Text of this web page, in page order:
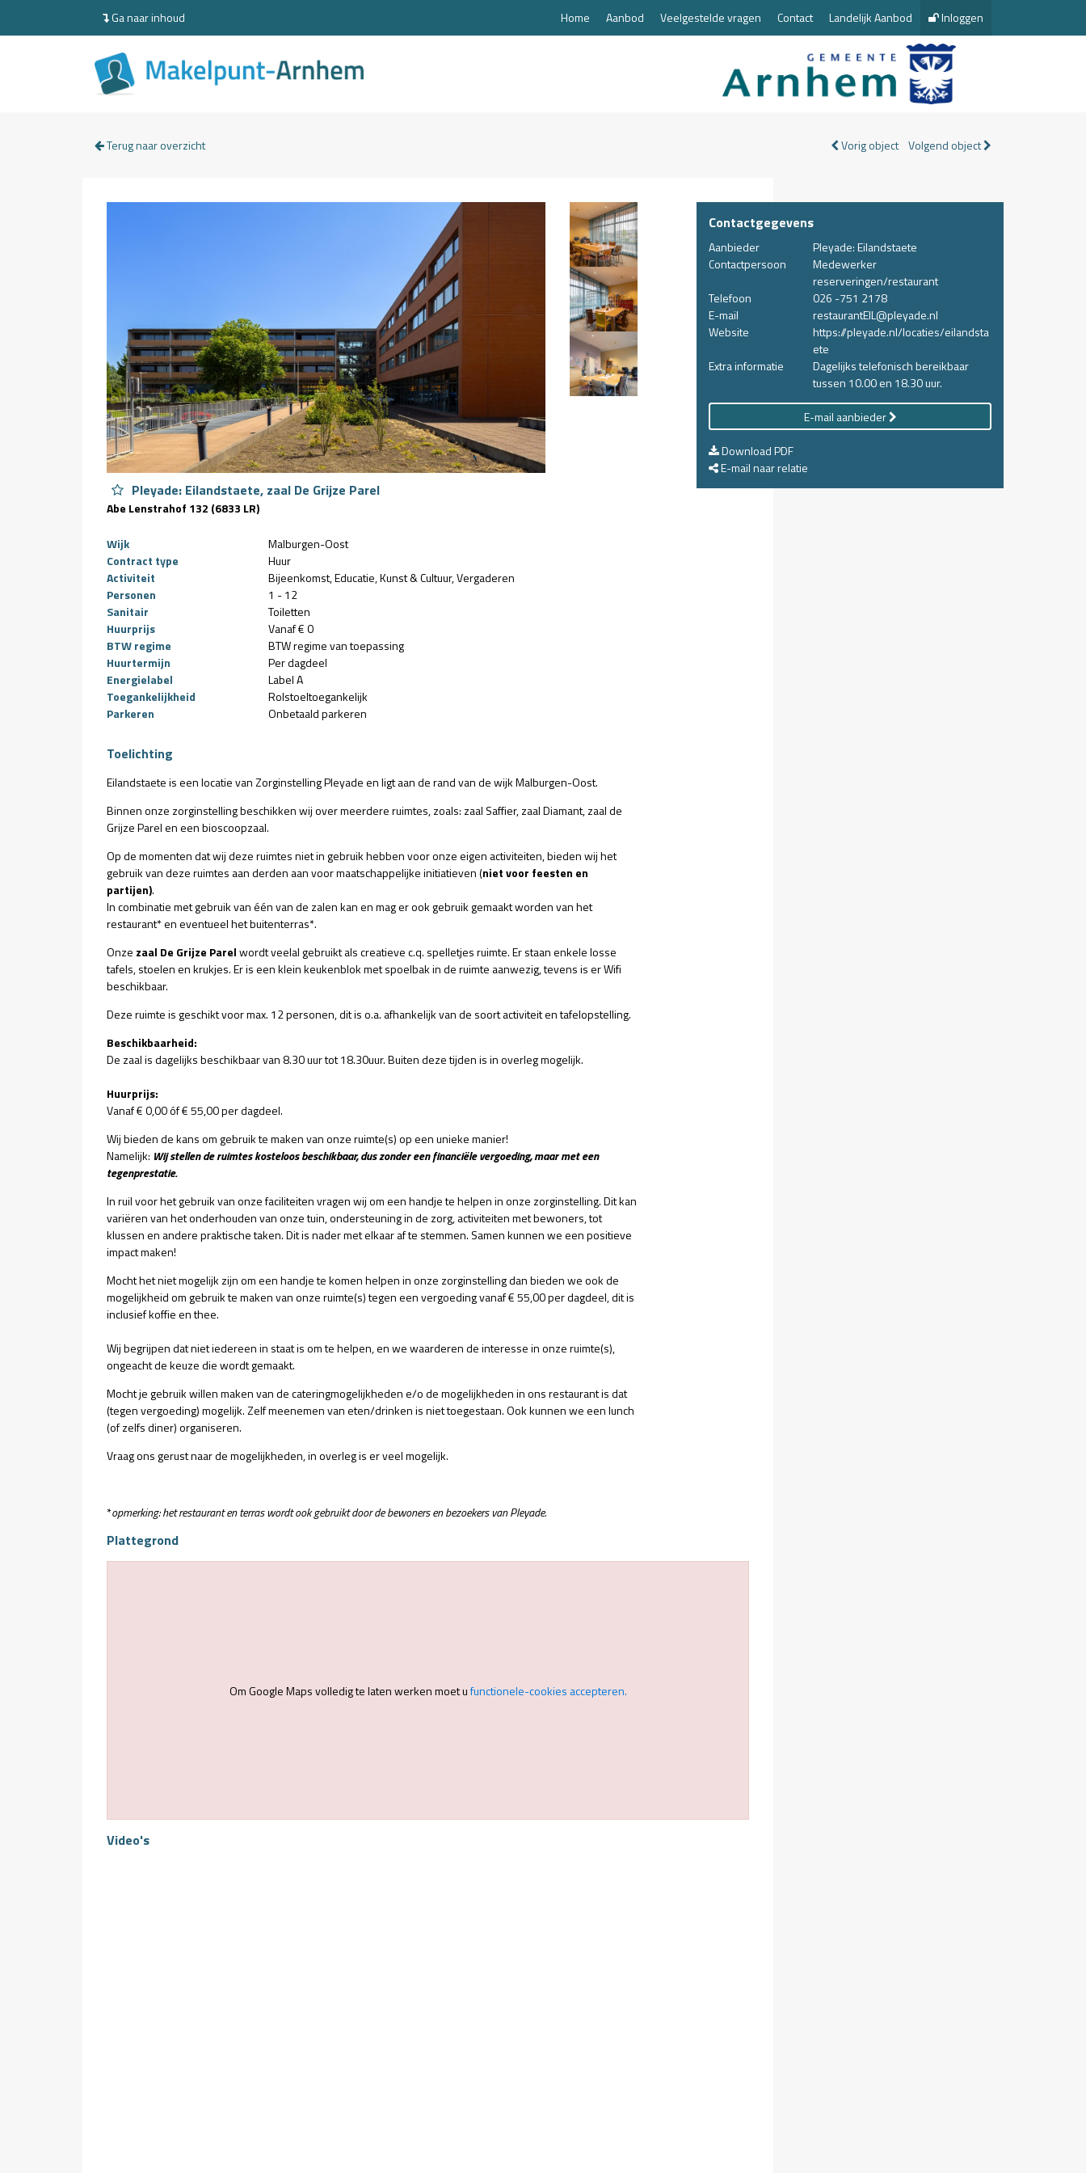
Ga naar inhoud Home Aanbod Veelgestelde vragen Contact Landelijk Aanbod Inloggen
Terug naar overzicht Vorig object Volgend object
Pleyade: Eilandstaete, zaal De Grijze Parel
Abe Lenstrahof 132 (6833 LR)
Wijk
Malburgen-Oost
Contract type
Huur
Activiteit
Bijeenkomst Educatie Kunst & Cultuur Vergaderen
Personen
1 - 12
Sanitair
Toiletten
Huurprijs
Vanaf € 0
BTW regime
BTW regime van toepassing
Huurtermijn
Per dagdeel
Energielabel
Label A
Toegankelijkheid
Rolstoeltoegankelijk
Parkeren
Onbetaald parkeren
Toelichting
Eilandstaete is een locatie van Zorginstelling Pleyade en ligt aan de rand van de wijk Malburgen-Oost.
Binnen onze zorginstelling beschikken wij over meerdere ruimtes, zoals: zaal Saffier, zaal Diamant, zaal de
Grijze Parel en een bioscoopzaal.
Op de momenten dat wij deze ruimtes niet in gebruik hebben voor onze eigen activiteiten, bieden wij het
gebruik van deze ruimtes aan derden aan voor maatschappelijke initiatieven (niet voor feesten en
partijen).
In combinatie met gebruik van één van de zalen kan en mag er ook gebruik gemaakt worden van het
restaurant* en eventueel het buitenterras*.
Onze zaal De Grijze Parelwordt veelal gebruikt als creatieve c.q. spelletjes ruimte. Er staan enkele losse
tafels, stoelen en krukjes. Er is een klein keukenblok met spoelbak in de ruimte aanwezig, tevens is er Wifi
beschikbaar.
Deze ruimte is geschikt voor max. 12 personen, dit is o.a. afhankelijk van de soort activiteit en tafelopstelling.
Beschikbaarheid:
De zaal is dagelijks beschikbaar van 8.30 uur tot 18.30uur. Buiten deze tijden is in overleg mogelijk.
Huurprijs:
Vanaf € 0,00 óf € 55,00 per dagdeel.
Wij bieden de kans om gebruik te maken van onze ruimte(s) op een unieke manier!
Namelijk: Wij stellen de ruimtes kosteloos beschikbaar, dus zonder een financiële vergoeding, maar met een
tegenprestatie.
In ruil voor het gebruik van onze faciliteiten vragen wij om een handje te helpen in onze zorginstelling. Dit kan
variëren van het onderhouden van onze tuin, ondersteuning in de zorg, activiteiten met bewoners, tot
klussen en andere praktische taken. Dit is nader met elkaar af te stemmen. Samen kunnen we een positieve
impact maken!
Mocht het niet mogelijk zijn om een handje te komen helpen in onze zorginstelling dan bieden we ook de
mogelijkheid om gebruik te maken van onze ruimte(s) tegen een vergoeding vanaf € 55,00 per dagdeel, dit is
inclusief koffie en thee.
Wij begrijpen dat niet iedereen in staat is om te helpen, en we waarderen de interesse in onze ruimte(s),
ongeacht de keuze die wordt gemaakt.
Mocht je gebruik willen maken van de cateringmogelijkheden e/o de mogelijkheden in ons restaurant is dat
(tegen vergoeding) mogelijk. Zelf meenemen van eten/drinken is niet toegestaan. Ook kunnen we een lunch
(of zelfs diner) organiseren.
Vraag ons gerust naar de mogelijkheden, in overleg is er veel mogelijk.
*opmerking: het restaurant en terras wordt ook gebruikt door de bewoners en bezoekers van Pleyade.
Plattegrond
Om Google Maps volledig te laten werken moet ufunctionele-cookies accepteren.
Video's
Contactgegevens
Aanbieder
Pleyade: Eilandstaete
Contactpersoon
Medewerker
reserveringen/restaurant
Telefoon
026 -751 2178
E-mail
restaurantEIL@pleyade.nl
Website
https://pleyade.nl/locaties/eilandsta
ete
Extra informatie
Dagelijks telefonisch bereikbaar
tussen 10.00 en 18.30 uur.
E-mail aanbieder
Download PDF
E-mail naar relatie